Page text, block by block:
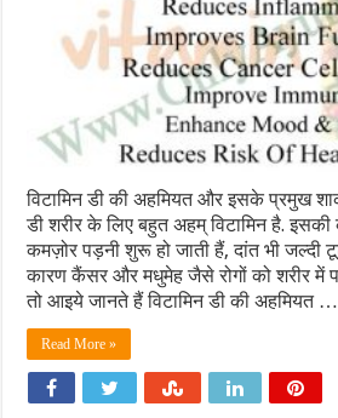
विटामिन डी की अहमियत और इसके प्रमुख
डी शरीर के लिए बहुत अहम् विटामिन है.
कमज़ोर पड़नी शुरू हो जाती हैं, दांत भी
कारण कैंसर और मधुमेह जैसे रोगों को शरीर में
तो आइये जानते हैं विटामिन डी की अहमियत …
Read More »